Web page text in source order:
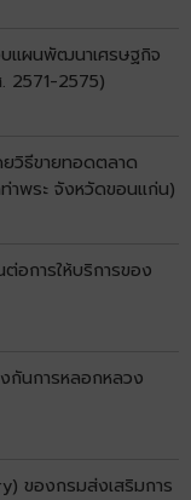
แผนพัฒนาเศรษฐกิจ
2571-2575)
วิธีขายทอดตลาด
าพระ จังหวัดขอนแก่น)
อการให้บริการของ
งกันการหลอกหลวง
ของกรมส่งเสริมการ